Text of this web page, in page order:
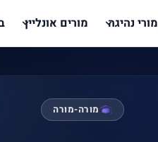
מורי נהיגה מורים אונליין
מורה-מורה